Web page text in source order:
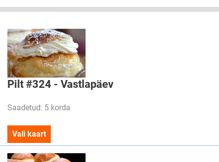
Pilt #324 - Vastlapäev
Saadetud: 5 korda
Vali kaart